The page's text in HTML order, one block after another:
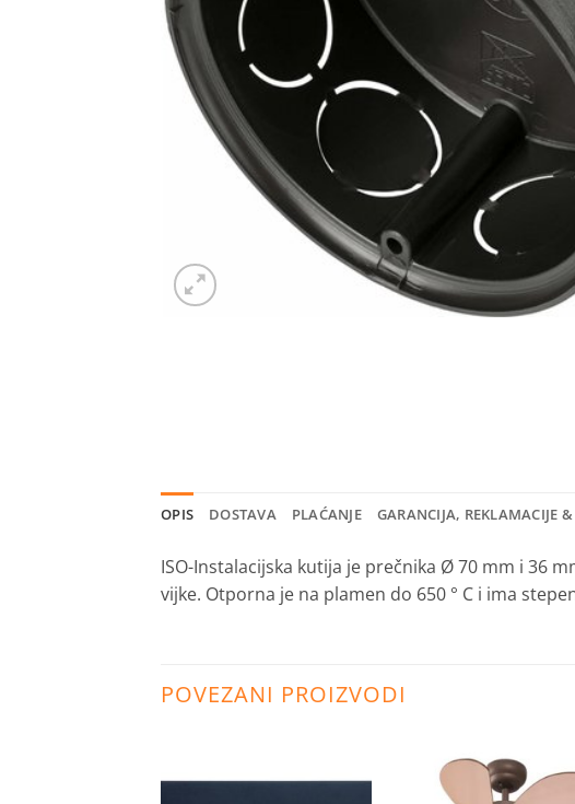
OPIS DOSTAVA PLAĆANJE GARANCIJA, REKLAMACIJE
ISO-Instalacijska kutija je prečnika Ø 70 mm i 36
vijke. Otporna je na plamen do 650 ° C i ima
POVEZANI PROIZVODI